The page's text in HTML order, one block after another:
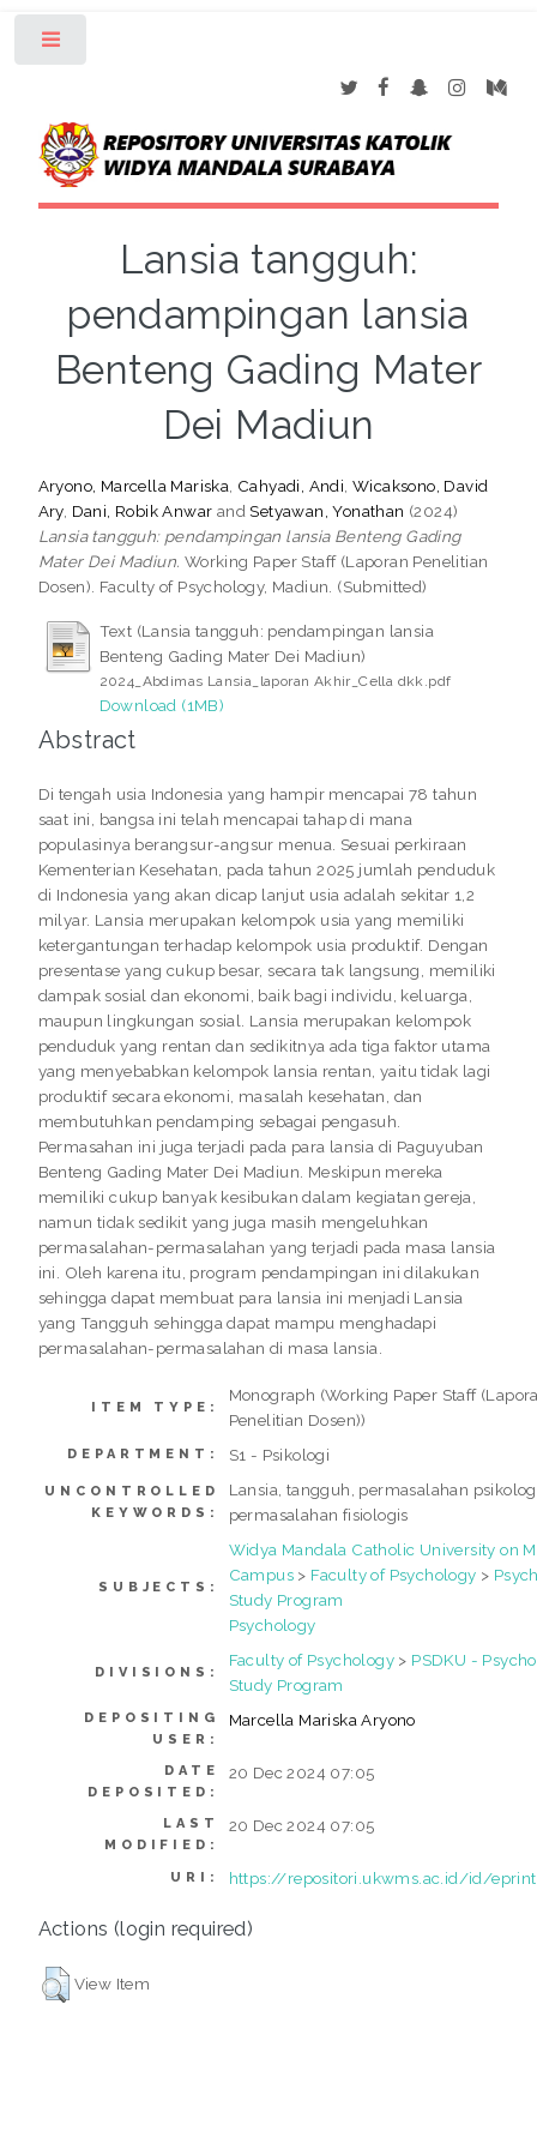
Lansia tangguh:
pendampingan lansia
Benteng Gading Mater
Dei Madiun
Aryono, Marcella Mariska Cahyadi, Andi ,Wicaksono, David
Ary, Dani, Robik Anwar andSetyawan, Yonathan (2024)
Lansia tangguh: pendampingan lansia Benteng Gading
Mater Dei Madiun. Working Paper Staff (Laporan Penelitian
Dosen). Faculty of Psychology, Madiun. (Submitted)
Text (Lansia tangguh: pendampingan lansia
Benteng Gading Mater Dei Madiun)
2024_Abdimas Lansia_laporan Akhir_Cella dkk.pdf
Download (1MB)
Abstract
Di tengah usia Indonesia yang hampir mencapai 78 tahun
saat ini, bangsa ini telah mencapai tahap di mana
populasinya berangsur-angsur menua. Sesuai perkiraan
Kementerian Kesehatan, pada tahun 2025 jumlah penduduk
di Indonesia yang akan dicap lanjut usia adalah sekitar 1,2
milyar. Lansia merupakan kelompok usia yang memiliki
ketergantungan terhadap kelompok usia produktif. Dengan
presentase yang cukup besar, secara tak langsung, memiliki
dampak sosial dan ekonomi, baik bagi individu, keluarga,
maupun lingkungan sosial. Lansia merupakan kelompok
penduduk yang rentan dan sedikitnya ada tiga faktor utama
yang menyebabkan kelompok lansia rentan, yaitu tidak lagi
produktif secara ekonomi, masalah kesehatan, dan
membutuhkan pendamping sebagai pengasuh.
Permasahan ini juga terjadi pada para lansia di Paguyuban
Benteng Gading Mater Dei Madiun. Meskipun mereka
memiliki cukup banyak kesibukan dalam kegiatan gereja,
namun tidak sedikit yang juga masih mengeluhkan
permasalahan-permasalahan yang terjadi pada masa lansia
ini. Oleh karena itu, program pendampingan ini dilakukan
sehingga dapat membuat para lansia ini menjadi Lansia
yang Tangguh sehingga dapat mampu menghadapi
permasalahan-permasalahan di masa lansia.
ITEM TYPE:
Monograph (Working Paper Staff
Penelitian Dosen))
DEPARTMENT: S1 - Psikologi
UNCONTROLLED
KEYWORDS:
Lansia, tangguh, permasalahan
permasalahan fisiologis
SUBJECTS:
Widya Mandala Catholic University on
Campus > Faculty of Psychology >
Study Program
Psychology
DIVISIONS:
Faculty of Psychology > PSDKU -
Study Program
DEPOSITING
USER:
Marcella Mariska Aryono
DATE
DEPOSITED:
20 Dec 2024 07:05
LAST
MODIFIED:
20 Dec 2024 07:05
URI: https://repositori.ukwms.ac.id/id/
Actions (login required)
View Item